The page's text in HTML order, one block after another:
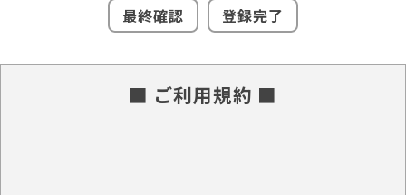
最終確認
登録完了
■ ご利用規約 ■